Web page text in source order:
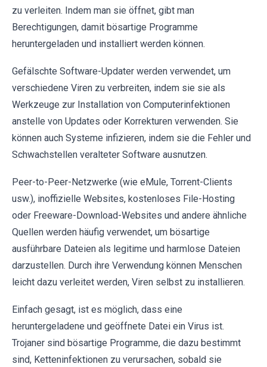
zu verleiten. Indem man sie öffnet, gibt man
Berechtigungen, damit bösartige Programme
heruntergeladen und installiert werden können.
Gefälschte Software-Updater werden verwendet, um
verschiedene Viren zu verbreiten, indem sie sie als
Werkzeuge zur Installation von Computerinfektionen
anstelle von Updates oder Korrekturen verwenden. Sie
können auch Systeme infizieren, indem sie die Fehler und
Schwachstellen veralteter Software ausnutzen.
Peer-to-Peer-Netzwerke (wie eMule, Torrent-Clients
usw.), inoffizielle Websites, kostenloses File-Hosting
oder Freeware-Download-Websites und andere ähnliche
Quellen werden häufig verwendet, um bösartige
ausführbare Dateien als legitime und harmlose Dateien
darzustellen. Durch ihre Verwendung können Menschen
leicht dazu verleitet werden, Viren selbst zu installieren.
Einfach gesagt, ist es möglich, dass eine
heruntergeladene und geöffnete Datei ein Virus ist.
Trojaner sind bösartige Programme, die dazu bestimmt
sind, Ketteninfektionen zu verursachen, sobald sie